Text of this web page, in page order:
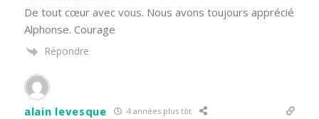
De tout cœur avec vous. Nous avons toujours apprécié
Alphonse. Courage
Répondre
alain levesque 4 années plus tôt